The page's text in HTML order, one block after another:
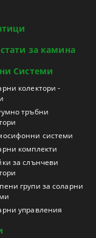
за камина
Системи
колектори -
тръбни
системи
комплекти
за слънчеви
групи за соларни
управления